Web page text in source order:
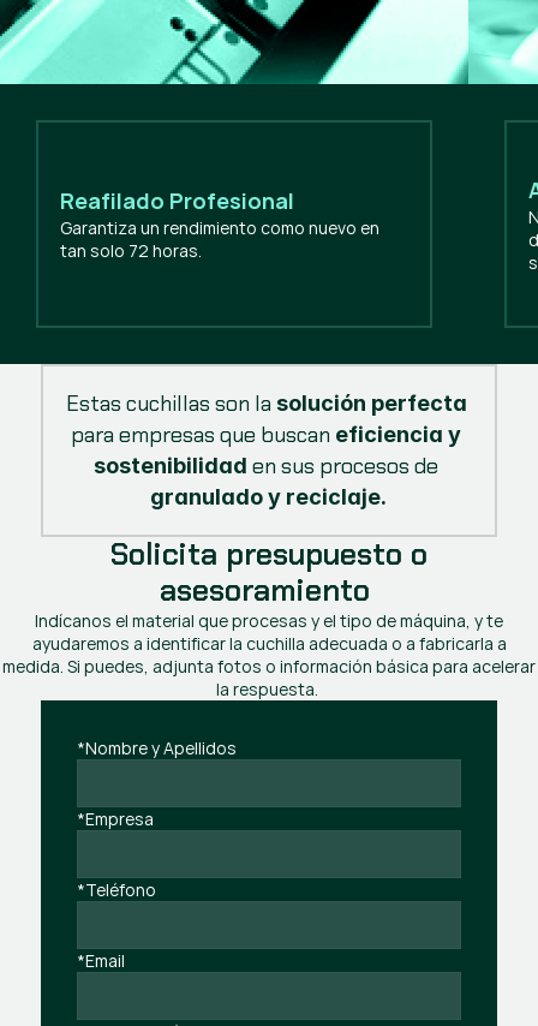
Reafilado Profesional
Garantiza un rendimiento como nuevo en
tan solo 72 horas.
Estas cuchillas son la solución perfecta
para empresas que buscan eficiencia y
sostenibilidad
granulado y reciclaje.
Solicita presupuesto o
asesoramiento
Indícanos el material que procesas y el tipo de máquina, y te
ayudaremos a identificar la cuchilla adecuada o a fabricarla a
medida. Si puedes, adjunta fotos o información básica para acelerar
la respuesta.
*Nombre y Apellidos
*Empresa
*Teléfono
*Email